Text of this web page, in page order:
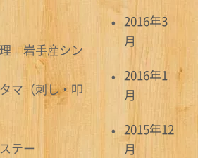
理 岩手産シン
（刺し・叩
ー
2016年3
月
2016年1
月
2015年12
月